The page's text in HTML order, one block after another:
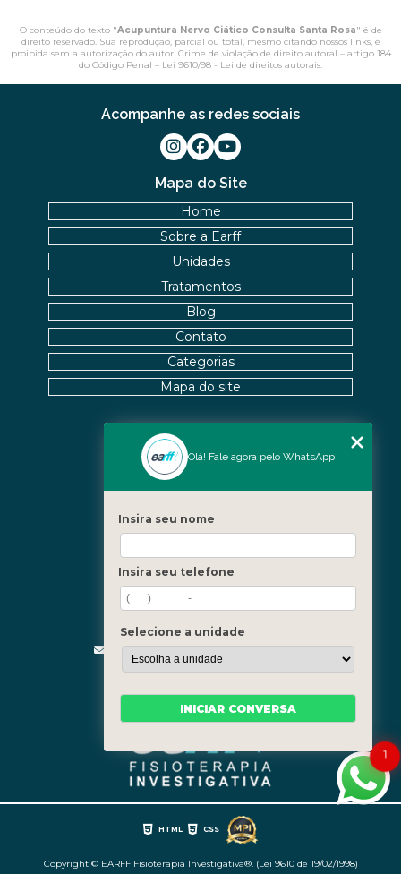
O conteúdo do texto "Acupuntura Nervo Ciático Consulta Santa Rosa" é de
direito reservado. Sua reprodução, parcial ou total, mesmo citando nossos links, é
proibida sem a autorização do autor. Crime de violação de direito autoral – artigo 184
do Código Penal – Lei 9610/98 - Lei de direitos autorais.
Fale Conosco
(21) 3619-5657
(21) 99390-3850
contato@fisioterapiainvestigativa.com
Segunda a sexta, das 7h às 21h
Nossas Unidades
Barra - Rio de Janeiro
Mapa do Site
Home
Sobre a Earff
Unidades
Tratamentos
Blog
Contato
Categorias
Mapa do site
Acompanhe as redes sociais
Copyright © EARFF Fisioterapia Investigativa®. (Lei 9610 de 19/02/1998)
HTML CSS
1
Olá! Fale agora pelo WhatsApp
Insira seu nome
Insira seu telefone
Selecione a unidade
INICIAR CONVERSA